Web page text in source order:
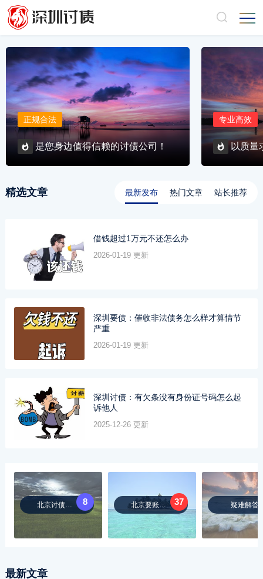
正规合法
是您身边值得信赖的讨债公司！
专业高效
以质量
精选文章 最新发布 热门文章 站长推荐
借钱超过1万元不还怎么办
2026-01-19 更新
深圳要债：催收非法债务怎么样才算情节
严重
2026-01-19 更新
深圳讨债：有欠条没有身份证号码怎么起
诉他人
2025-12-26 更新
北京讨债公司 8 北京要账公司 37 疑难解答
最新文章